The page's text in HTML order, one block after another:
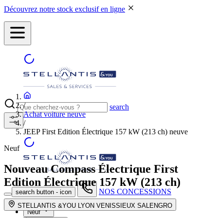
Découvrez notre stock exclusif en ligne
search
search button - icon NOS CONCESSIONS
Neuf
/
Achat voiture neuve
/
JEEP First Edition Électrique 157 kW (213 ch) neuve
Neuf
Nouveau Compass Électrique First
Edition Électrique 157 kW (213 ch)
STELLANTIS &YOU LYON VENISSIEUX SALENGRO